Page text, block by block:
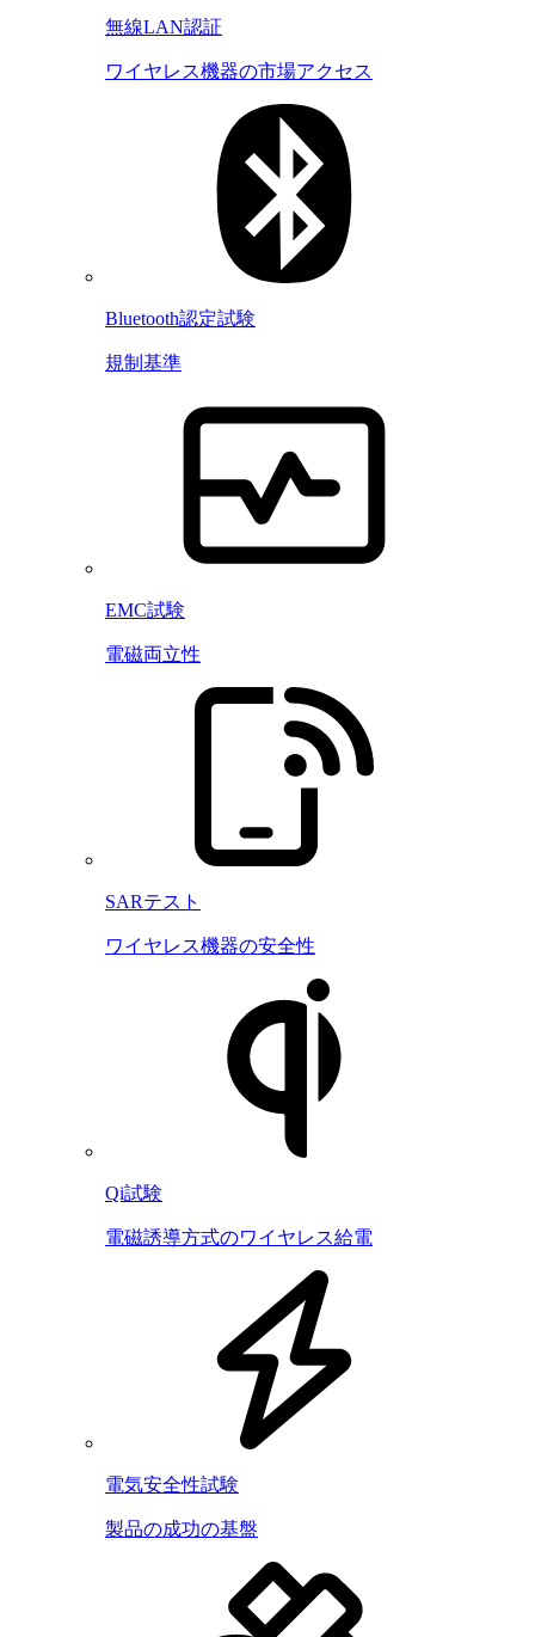
無線LAN認証
ワイヤレス機器の市場アクセス
Bluetooth認定試験
規制基準
EMC試験
電磁両立性
SARテスト
ワイヤレス機器の安全性
Qi試験
電磁誘導方式のワイヤレス給電
電気安全性試験
製品の成功の基盤